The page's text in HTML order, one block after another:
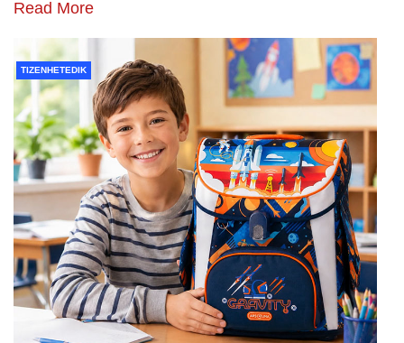
Read More
TIZENHETEDIK